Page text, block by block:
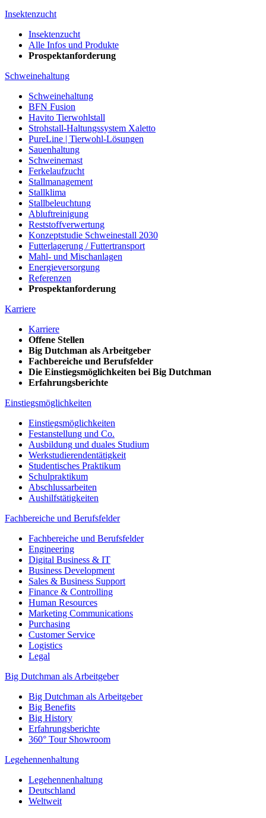
Insektenzucht
Insektenzucht
Alle Infos und Produkte
Prospektanforderung
Schweinehaltung
Schweinehaltung
BFN Fusion
Havito Tierwohlstall
Strohstall-Haltungssystem Xaletto
PureLine | Tierwohl-Lösungen
Sauenhaltung
Schweinemast
Ferkelaufzucht
Stallmanagement
Stallklima
Stallbeleuchtung
Abluftreinigung
Reststoffverwertung
Konzeptstudie Schweinestall 2030
Futterlagerung / Futtertransport
Mahl- und Mischanlagen
Energieversorgung
Referenzen
Prospektanforderung
Karriere
Karriere
Offene Stellen
Big Dutchman als Arbeitgeber
Fachbereiche und Berufsfelder
Die Einstiegsmöglichkeiten bei Big Dutchman
Erfahrungsberichte
Einstiegsmöglichkeiten
Einstiegsmöglichkeiten
Festanstellung und Co.
Ausbildung und duales Studium
Werkstudierendentätigkeit
Studentisches Praktikum
Schulpraktikum
Abschlussarbeiten
Aushilfstätigkeiten
Fachbereiche und Berufsfelder
Fachbereiche und Berufsfelder
Engineering
Digital Business & IT
Business Development
Sales & Business Support
Finance & Controlling
Human Resources
Marketing Communications
Purchasing
Customer Service
Logistics
Legal
Big Dutchman als Arbeitgeber
Big Dutchman als Arbeitgeber
Big Benefits
Big History
Erfahrungsberichte
360° Tour Showroom
Legehennenhaltung
Legehennenhaltung
Deutschland
Weltweit